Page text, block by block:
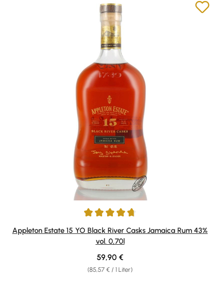
Durchschnittliche Bewertung von 4.75 von 5 Sternen
Appleton Estate 15 YO Black River Casks Jamaica Rum 43%
vol. 0,70l
(85,57 € / 1 Liter)
Regulärer Preis:
59,90 €